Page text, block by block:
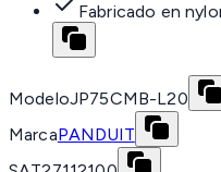
Fabricado en
ModeloJP75CMB-L20
MarcaPANDUIT